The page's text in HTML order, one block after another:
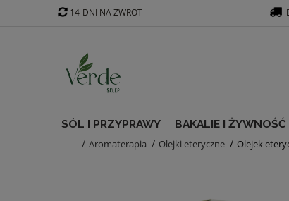
SÓL I PRZYPRAWY BAKALIE I ŻYWNOŚĆ
Aromaterapia Olejki eteryczne Olejek
14-DNI NA ZWROT